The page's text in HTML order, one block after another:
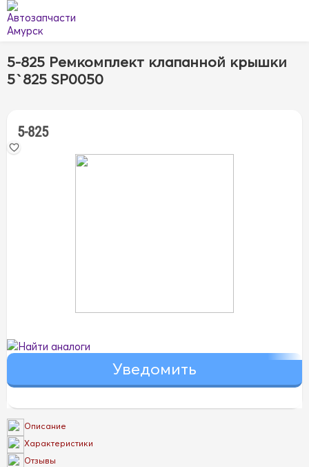
5-825 Ремкомплект клапанной крышки
5`825 SP0050
5-825
Найти аналоги
Описание
Характеристики
Отзывы